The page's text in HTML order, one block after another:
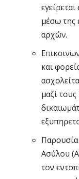
μέσω της
αρχών.
και
μαζί
Παρουσία
Ασύλου
τον